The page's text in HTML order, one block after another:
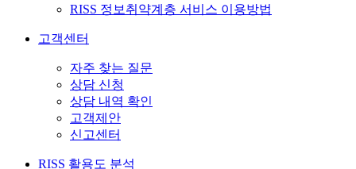
RISS 정보취약계층 서비스 이용방법
고객센터
자주 찾는 질문
상담 신청
상담 내역 확인
고객제안
신고센터
RISS 활용도 분석